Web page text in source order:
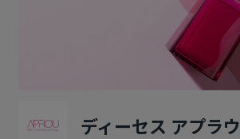
ディーセス アプラウ